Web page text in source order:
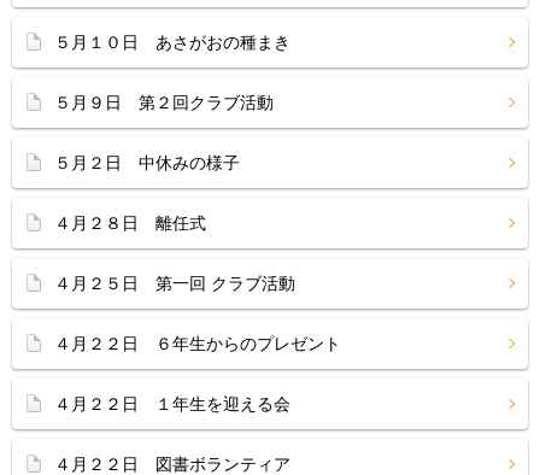
５月１０日 あさがおの種まき
５月９日 第２回クラブ活動
５月２日 中休みの様子
４月２８日 離任式
４月２５日 第一回 クラブ活動
４月２２日 ６年生からのプレゼント
４月２２日 １年生を迎える会
４月２２日 図書ボランティア